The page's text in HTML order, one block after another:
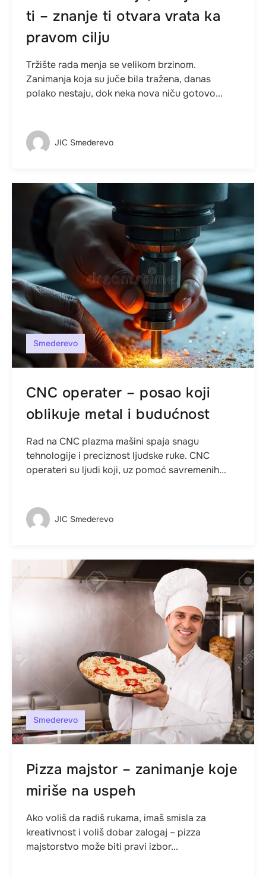
ti – znanje ti otvara vrata ka
pravom cilju
Tržište rada menja se velikom brzinom.
Zanimanja koja su juče bila tražena, danas
polako nestaju, dok neka nova niču gotovo...
JIC Smederevo
Smederevo
CNC operater – posao koji
oblikuje metal i budućnost
Rad na CNC plazma mašini spaja snagu
tehnologije i preciznost ljudske ruke. CNC
operateri su ljudi koji, uz pomoć savremenih...
JIC Smederevo
Smederevo
Pizza majstor – zanimanje koje
miriše na uspeh
Ako voliš da radiš rukama, imaš smisla za
kreativnost i voliš dobar zalogaj – pizza
majstorstvo može biti pravi izbor...